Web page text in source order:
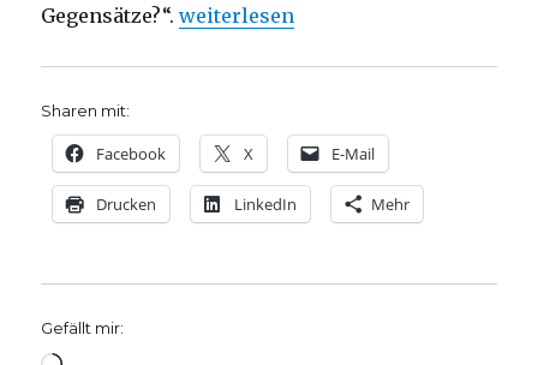
Gegensätze?“.„Naturwissenschaft und Glaube im
weiterlesen
Sharen mit:
Facebook X E-Mail
Drucken LinkedIn Mehr
Gefällt mir: